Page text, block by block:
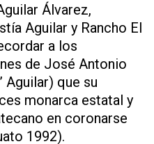
Álvarez,
Aguilar y Rancho El
a los
de José Antonio
Aguilar) que su
monarca estatal y
en coronarse
1992).